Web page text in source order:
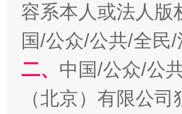
容系本人或法人版
国/公众/公共/全民
二、 中国/公众/公
（北京）有限公